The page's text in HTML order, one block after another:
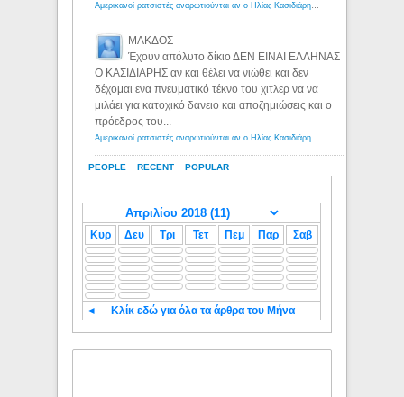
PEOPLE RECENT POPULAR
Αμερικανοί ρατσιστές αναρωτιούνται αν ο Ηλίας Κασιδιάρης ανήκει στη λευκή φυλή... - Λόγιος Ερμής
ΜΑΚΔΟΣ
Έχουν απόλυτο δίκιο ΔΕΝ ΕΙΝΑΙ ΕΛΛΗΝΑΣ
Ο ΚΑΣΙΔΙΑΡΗΣ αν και θέλει να νιώθει και δεν
δέχομαι ενα πνευματικό τέκνο του χιτλερ να να
μιλάει για κατοχικό δανειο και αποζημιώσεις και ο
πρόεδρος του...
Αμερικανοί ρατσιστές αναρωτιούνται αν ο Ηλίας Κασιδιάρης ανήκει στη λευκή φυλή... - Λόγιος Ερμής
Κυρ Δευ Τρι Τετ Πεμ Παρ Σαβ
◄ Κλίκ εδώ για όλα τα άρθρα του Μήνα